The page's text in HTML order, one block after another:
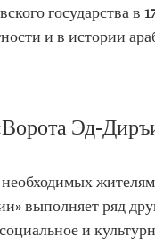
государства в
и в истории
Эд-
выполняет ряд
и